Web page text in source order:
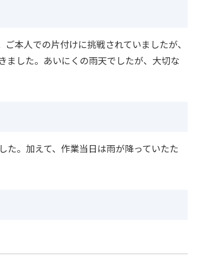
本人での片付けに挑戦されていましたが、
ました。あいにくの雨天でしたが、大切な
た。加えて、作業当日は雨が降っていたた